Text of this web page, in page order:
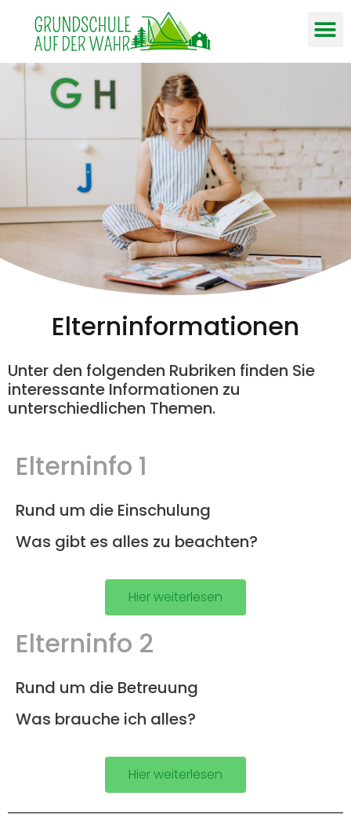
Elterninformationen
Unter den folgenden Rubriken finden Sie
interessante Informationen zu
unterschiedlichen Themen.
Elterninfo 1
Rund um die Einschulung
Was gibt es alles zu beachten?
Hier weiterlesen
Elterninfo 2
Rund um die Betreuung
Was brauche ich alles?
Hier weiterlesen